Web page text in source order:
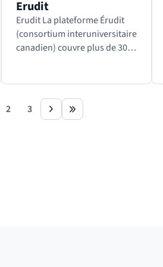
Erudit
Erudit La plateforme Érudit
(consortium interuniversitaire
canadien) couvre plus de 30
et lettres, le droit,…
page
2 page
3 next last